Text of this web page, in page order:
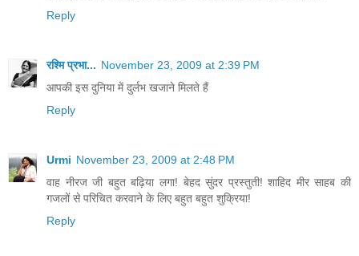
Reply
रश्मि प्रभा... November 23, 2009 at 2:39 PM
आपकी इस दुनिया में दुर्लभ खजाने मिलते हैं
Reply
Urmi November 23, 2009 at 2:48 PM
वाह नीरज जी बहुत बढ़िया लगा! बेहद सुंदर प्रस्तुती! शाहिद मीर साहब की
गजलों से परिचित करवाने के लिए बहुत बहुत शुक्रिया!
Reply